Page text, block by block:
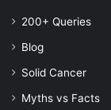
200+ Queries
Blog
Solid Cancer
Myths vs Facts